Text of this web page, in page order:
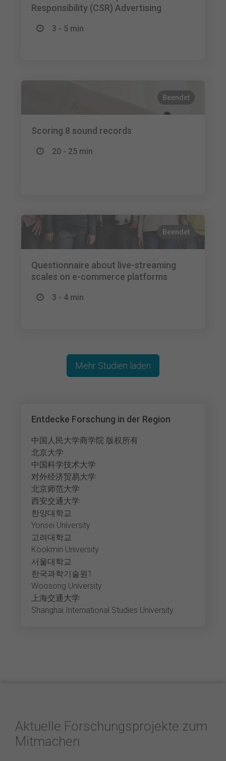
Responsibility (CSR) Advertising
3 - 5 min
Beendet
Scoring 8 sound records
20 - 25 min
Beendet
Questionnaire about live-streaming
scales on e-commerce platforms
3 - 4 min
Entdecke Forschung in der Region
中国人民大学商学院 版权所有
北京大学
中国科学技术大学
对外经济贸易大学
北京师范大学
西安交通大学
한양대학교
Yonsei University
고려대학교
Kookmin University
서울대학교
한국과학기술원1
Woosong University
上海交通大学
Shanghai International Studies University
Mehr Studien laden
Aktuelle Forschungsprojekte zum
Mitmachen